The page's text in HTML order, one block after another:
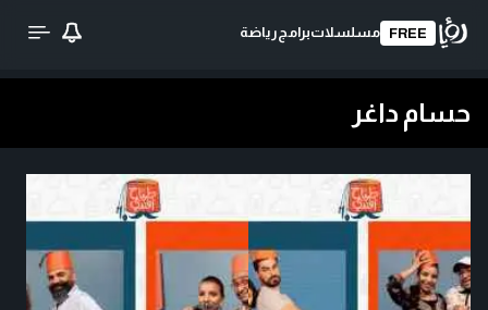
FREE مسلسلاتبرامج رياضة
حسام داغر